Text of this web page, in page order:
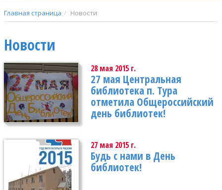
Главная страница Новости
Новости
28 мая 2015 г.
27 мая Центральная
библиотека п. Тура
отметила Общероссийский
день библиотек!
27 мая 2015 г.
Будь с нами в День
библиотек!